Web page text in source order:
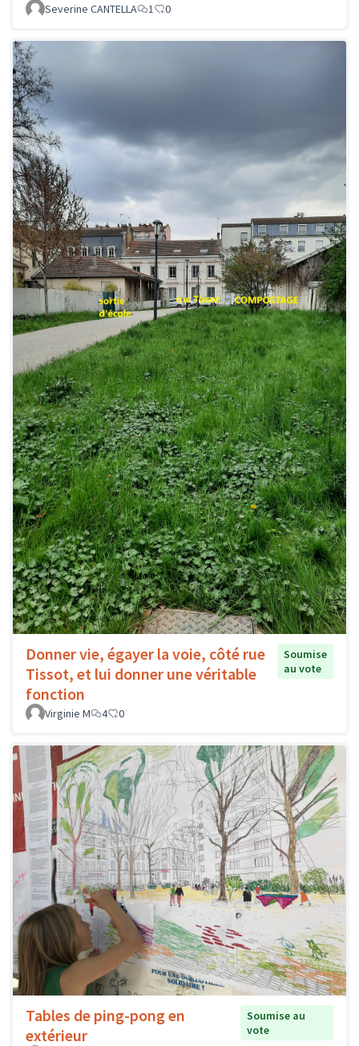
Severine CANTELLA
1 0
Donner vie, égayer la voie, côté rue
Tissot, et lui donner une véritable
fonction
Soumise
au vote
Virginie M 4 0
Tables de ping-pong en
extérieur
Soumise au
vote